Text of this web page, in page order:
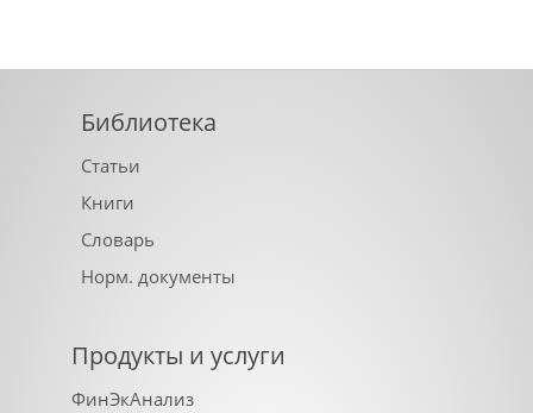
Библиотека
Статьи
Книги
Словарь
Норм. документы
Продукты и услуги
ФинЭкАнализ